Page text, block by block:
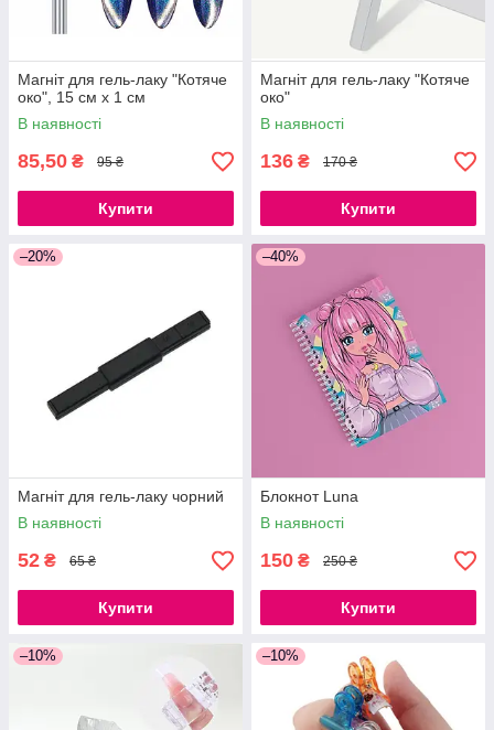
Магніт для гель-лаку "Котяче
око", 15 см х 1 см
В наявності
85,50 ₴ 95 ₴
Купити
Магніт для гель-лаку "Котяче
око"
В наявності
136 ₴ 170 ₴
Купити
–20%
Магніт для гель-лаку чорний
В наявності
52 ₴ 65 ₴
Купити
–40%
Блокнот Luna
В наявності
150 ₴ 250 ₴
Купити
–10% –10%